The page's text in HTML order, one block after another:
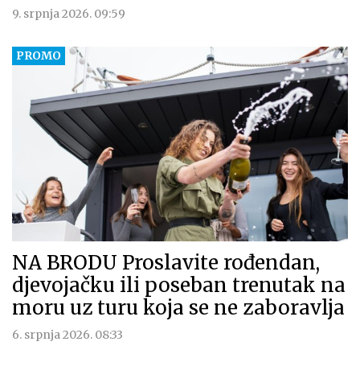
9. srpnja 2026. 09:59
NA BRODU Proslavite rođendan,
djevojačku ili poseban trenutak na
moru uz turu koja se ne zaboravlja
6. srpnja 2026. 08:33